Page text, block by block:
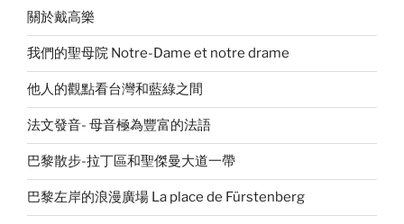
關於戴高樂
我們的聖母院 Notre-Dame et notre drame
他人的觀點看台灣和藍綠之間
法文發音- 母音極為豐富的法語
巴黎散步-拉丁區和聖傑曼大道一帶
巴黎左岸的浪漫廣場 La place de Fürstenberg